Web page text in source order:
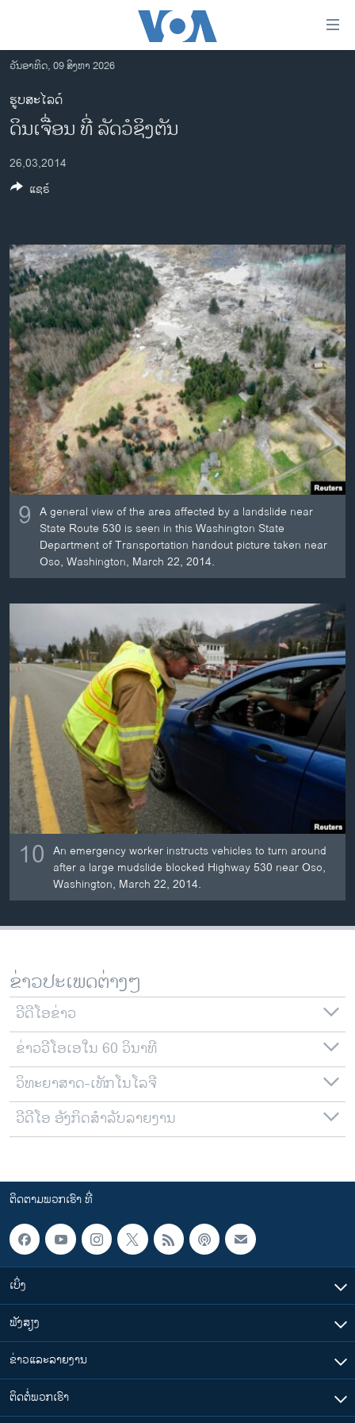
ເຂົ້າ
ຫາ
ຂ້າມ
ຂ້າມ
ໄປ
ຫາ
ລາວ
ອາເມຣິກາ
ການເລືອກຕັ້ງ ປະທານາທີບໍດີ ສະຫະລັດ 2024
ຂ່າວ​ຈີນ
ເອເຊຍ
ອິດສະຫຼະພາບດ້ານການຂ່າວ
ຊີວິດຊາວລາວ
ຊຸມຊົນຊາວລາວ
ວິທະຍາສາດ-ເທັກໂນໂລຈີ
ທຸລະກິດ
ພາສາອັງກິດ
ວີດີໂອ
ສຽງ
ລາຍການກະຈາຍສຽງ
ລາຍງານ
ຕິດຕາມພວກເຮົາ ທີ່
ພາສາຕ່າງໆ
ວັນອາທິດ, 09 ສິງຫາ 2026
ຮູບສະໄລດ໌
ດິນເຈື່ອນ ທີ່ ລັດວໍຊິງຕັນ
26,03,2014
9 A general view of the area affected by a landslide near
State Route 530 is seen in this Washington State
Department of Transportation handout picture taken near
Oso, Washington, March 22, 2014.
10 An emergency worker instructs vehicles to turn around
after a large mudslide blocked Highway 530 near Oso,
Washington, March 22, 2014.
ແຊຣ໌
ຂ່າວປະເພດຕ່າງໆ
ວີດີໂອຂ່າວ
ຂ່າວວີໂອເອໃນ 60 ວິນາທີ
ວິທະຍາສາດ-ເທັກໂນໂລຈີ
ວີດີໂອ ອັງກິດສຳລັບລາຍງານ
ຕິດຕາມພວກເຮົາ ທີ່
ເບິ່ງ
ຟັງສຽງ
ຂ່າວແລະລາຍງານ
ຕິດຕໍ່ພວກເຮົາ